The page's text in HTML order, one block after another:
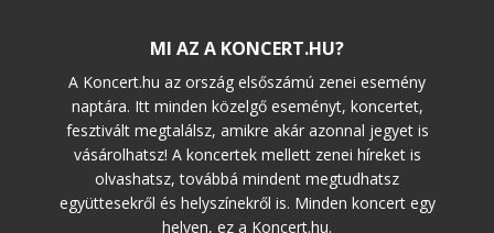
MI AZ A KONCERT.HU?
A Koncert.hu az ország elsőszámú zenei esemény
naptára. Itt minden közelgő eseményt, koncertet,
fesztivált megtalálsz, amikre akár azonnal jegyet is
vásárolhatsz! A koncertek mellett zenei híreket is
olvashatsz, továbbá mindent megtudhatsz
együttesekről és helyszínekről is. Minden koncert egy
helyen, ez a Koncert.hu.